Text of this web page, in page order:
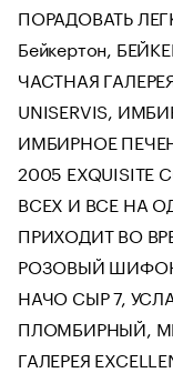
ПОРАДОВАТЬ
Бейкертон,
ЧАСТНАЯ
UNISERVIS,
ИМБИРНОЕ
2005
ВСЕХ И ВСЕ НА
ПРИХОДИТ ВО
РОЗОВЫЙ ШИФОН,
НАЧО СЫР 7,
ПЛОМБИРНЫЙ,
ГАЛЕРЕЯ